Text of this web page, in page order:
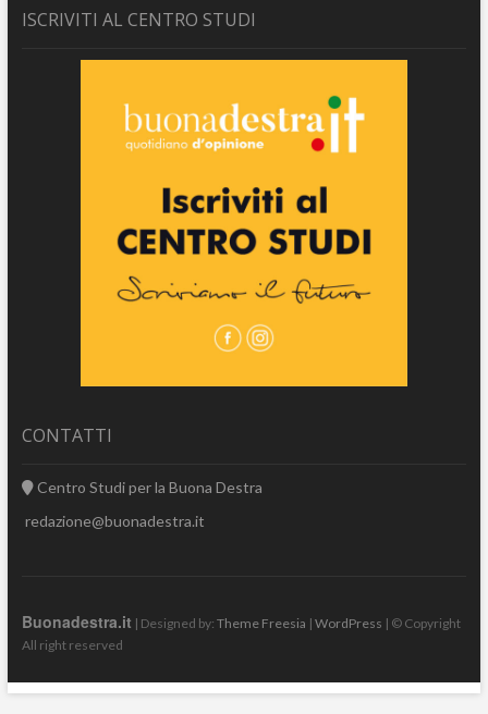
ISCRIVITI AL CENTRO STUDI
CONTATTI
Centro Studi per la Buona Destra
redazione@buonadestra.it
Buonadestra.it | Designed by: Theme Freesia | WordPress | © Copyright
All right reserved